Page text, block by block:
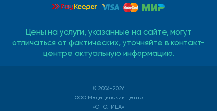
Цены на услуги, указанные на сайте, могут
отличаться от фактических, уточняйте в контакт-
центре актуальную информацию.
© 2006-2026
ООО Медицинский центр
«СТОЛИЦА»